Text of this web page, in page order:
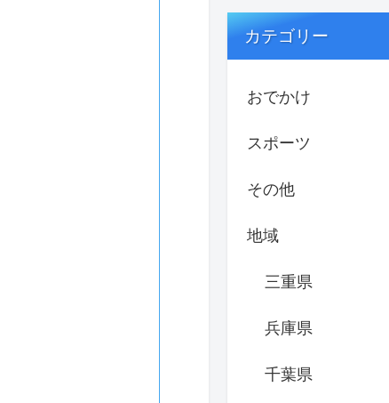
カテゴリー
おでかけ
スポーツ
その他
地域
三重県
兵庫県
千葉県